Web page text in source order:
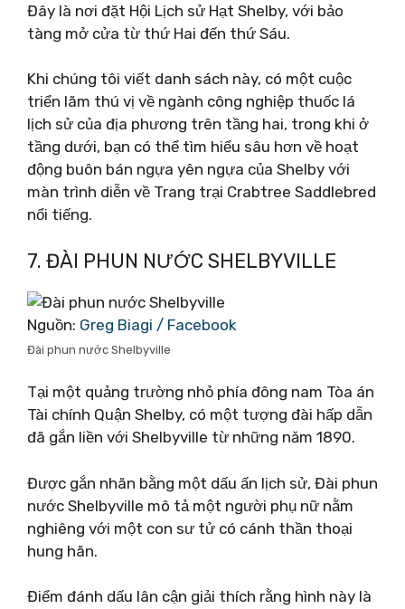
Đây là nơi đặt Hội Lịch sử Hạt Shelby, với bảo
tàng mở cửa từ thứ Hai đến thứ Sáu.
Khi chúng tôi viết danh sách này, có một cuộc
triển lãm thú vị về ngành công nghiệp thuốc lá
lịch sử của địa phương trên tầng hai, trong khi ở
tầng dưới, bạn có thể tìm hiểu sâu hơn về hoạt
động buôn bán ngựa yên ngựa của Shelby với
màn trình diễn về Trang trại Crabtree Saddlebred
nổi tiếng.
7. ĐÀI PHUN NƯỚC SHELBYVILLE
Nguồn: Greg Biagi / Facebook
Đài phun nước Shelbyville
Tại một quảng trường nhỏ phía đông nam Tòa án
Tài chính Quận Shelby, có một tượng đài hấp dẫn
đã gắn liền với Shelbyville từ những năm 1890.
Được gắn nhãn bằng một dấu ấn lịch sử, Đài phun
nước Shelbyville mô tả một người phụ nữ nằm
nghiêng với một con sư tử có cánh thần thoại
hung hãn.
Điểm đánh dấu lân cận giải thích rằng hình này là